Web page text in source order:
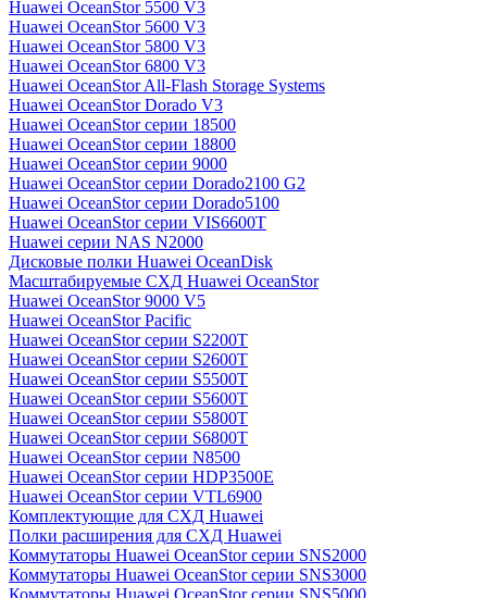
Huawei OceanStor 5500 V3
Huawei OceanStor 5600 V3
Huawei OceanStor 5800 V3
Huawei OceanStor 6800 V3
Huawei OceanStor All-Flash Storage Systems
Huawei OceanStor Dorado V3
Huawei OceanStor серии 18500
Huawei OceanStor серии 18800
Huawei OceanStor серии 9000
Huawei OceanStor серии Dorado2100 G2
Huawei OceanStor серии Dorado5100
Huawei OceanStor серии VIS6600T
Huawei серии NAS N2000
Дисковые полки Huawei OceanDisk
Масштабируемые СХД Huawei OceanStor
Huawei OceanStor 9000 V5
Huawei OceanStor Pacific
Huawei OceanStor серии S2200T
Huawei OceanStor серии S2600T
Huawei OceanStor серии S5500T
Huawei OceanStor серии S5600T
Huawei OceanStor серии S5800T
Huawei OceanStor серии S6800T
Huawei OceanStor серии N8500
Huawei OceanStor серии HDP3500E
Huawei OceanStor серии VTL6900
Комплектующие для СХД Huawei
Полки расширения для СХД Huawei
Коммутаторы Huawei OceanStor серии SNS2000
Коммутаторы Huawei OceanStor серии SNS3000
Коммутаторы Huawei OceanStor серии SNS5000